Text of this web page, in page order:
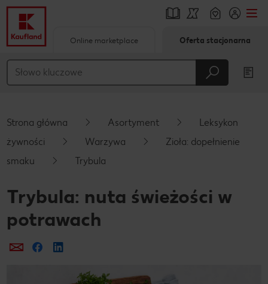
Główna treść
Pływający pasek boczny
Online marketplace Oferta stacjonarna
Strona główna Asortyment
Leksykon
żywności
Warzywa
Zioła: dopełnienie
smaku
Trybula
Trybula: nuta świeżości w
potrawach
Prześlij e-mailem
Udostępnij na Facebooku